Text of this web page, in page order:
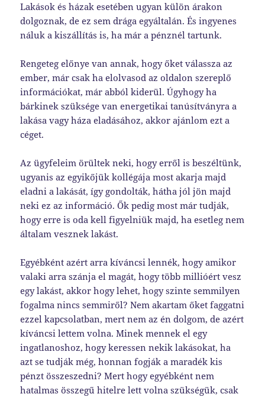
Lakások és házak esetében ugyan külön árakon
dolgoznak, de ez sem drága egyáltalán. És ingyenes
náluk a kiszállítás is, ha már a pénznél tartunk.
Rengeteg előnye van annak, hogy őket válassza az
ember, már csak ha elolvasod az oldalon szereplő
információkat, már abból kiderül. Úgyhogy ha
bárkinek szüksége van energetikai tanúsítványra a
lakása vagy háza eladásához, akkor ajánlom ezt a
céget.
Az ügyfeleim örültek neki, hogy erről is beszéltünk,
ugyanis az egyikőjük kollégája most akarja majd
eladni a lakását, így gondolták, hátha jól jön majd
neki ez az információ. Ők pedig most már tudják,
hogy erre is oda kell figyelniük majd, ha esetleg nem
általam vesznek lakást.
Egyébként azért arra kíváncsi lennék, hogy amikor
valaki arra szánja el magát, hogy több millióért vesz
egy lakást, akkor hogy lehet, hogy szinte semmilyen
fogalma nincs semmiről? Nem akartam őket faggatni
ezzel kapcsolatban, mert nem az én dolgom, de azért
kíváncsi lettem volna. Minek mennek el egy
ingatlanoshoz, hogy keressen nekik lakásokat, ha
azt se tudják még, honnan fogják a maradék kis
pénzt összeszedni? Mert hogy egyébként nem
hatalmas összegű hitelre lett volna szükségük, csak